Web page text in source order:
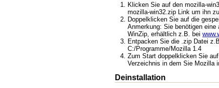
Klicken Sie auf den mozilla-
mozilla-win32.zip Link um ihn
Doppelklicken Sie auf die
Anmerkung: Sie benötigen eine
WinZip, erhältlich z.B. bei
Entpacken Sie die .zip Datei
C:/Programme/Mozilla 1.4
Zum Start doppelklicken Sie
Verzeichnis in dem Sie Mozilla
Deinstallation